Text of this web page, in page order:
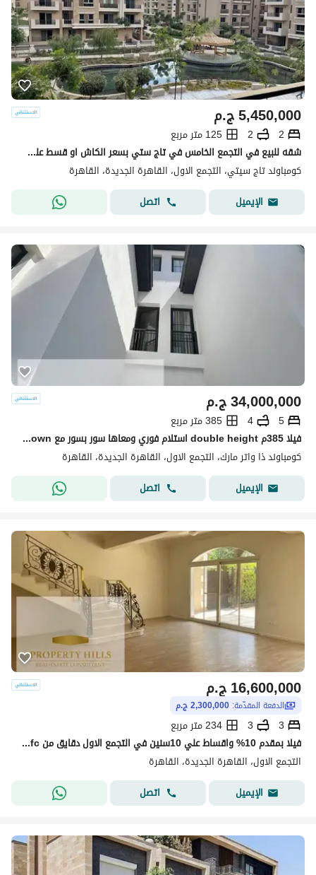
ج.م5,450,000
2
2
125 متر مربع
شقه للبيع في التجمع الخامس في تاج ستي بسعر الكاش او قسط علي 12 سنه دفع بدون مقدم 0% مع شركه مدينه مصر | القاهره الجديدة | taj cit
كومباوند تاج سيتي، التجمع الاول، القاهرة الجديدة، القاهرة
الإيميل
اتصل
ج.م34,000,000
5
4
385 متر مربع
فيلا 385م double height استلام فوري ومعاها سور بسور مع sodic eastown
كومباوند ذا واتر مارك، التجمع الاول، القاهرة الجديدة، القاهرة
الإيميل
اتصل
ج.م16,600,000
الدفعة المقدّمة: 2,300,000 ج.م
3
3
234 متر مربع
فيلا بمقدم 10% واقساط علي 10سنين في التجمع الاول دقايق من cfc من مطور معروف
التجمع الاول، القاهرة الجديدة، القاهرة
الإيميل
اتصل